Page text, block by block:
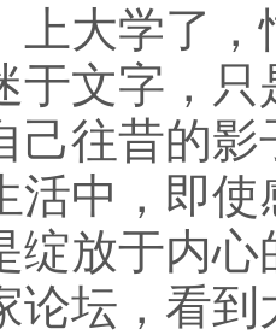
上大学了
于文字，
己往昔的
活中，即
绽放于内
论坛，看